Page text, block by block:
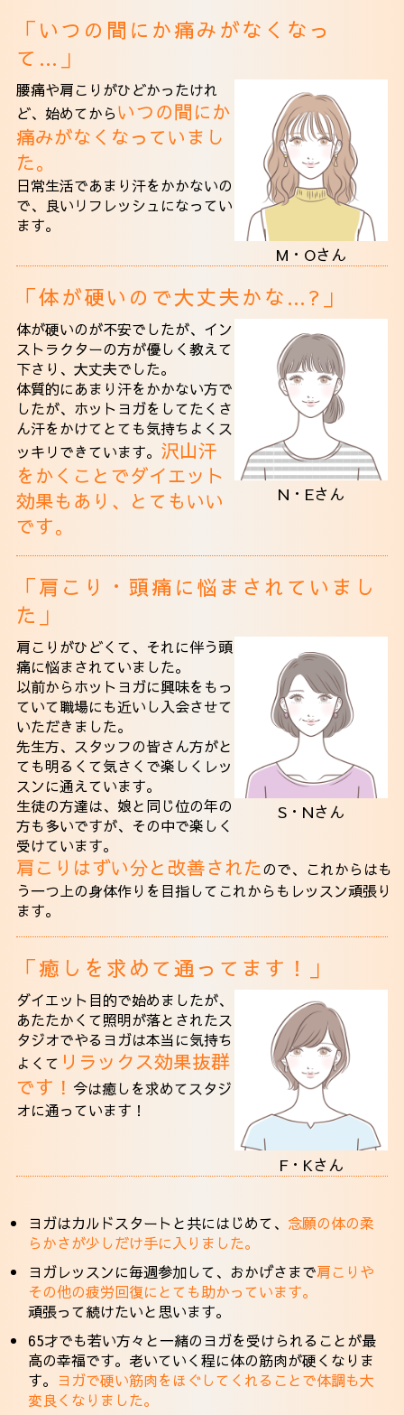
「いつの間にか痛みがなくなっ
て…」
M・Oさん
腰痛や肩こりがひどかったけれ
ど、始めてからいつの間にか
痛みがなくなっていまし
た。
日常生活であまり汗をかかないの
で、良いリフレッシュになってい
ます。
「体が硬いので大丈夫かな…?」
N・Eさん
体が硬いのが不安でしたが、イン
ストラクターの方が優しく教えて
下さり、大丈夫でした。
体質的にあまり汗をかかない方で
したが、ホットヨガをしてたくさ
ん汗をかけてとても気持ちよくス
ッキリできています。 沢山汗
をかくことでダイエット
効果もあり、とてもいい
です。
「肩こり・頭痛に悩まされていまし
た」
S・Nさん
肩こりがひどくて、それに伴う頭
痛に悩まされていました。
以前からホットヨガに興味をもっ
ていて職場にも近いし入会させて
いただきました。
先生方、スタッフの皆さん方がと
ても明るくて気さくで楽しくレッ
スンに通えています。
生徒の方達は、娘と同じ位の年の
方も多いですが、その中で楽しく
受けています。
肩こりはずい分と改善されたので、これからはも
う一つ上の身体作りを目指してこれからもレッスン頑張り
ます。
「癒しを求めて通ってます！」
F・Kさん
ダイエット目的で始めましたが、
あたたかくて照明が落とされたス
タジオでやるヨガは本当に気持ち
よくて リラックス効果抜群
です！ 今は癒しを求めてスタジ
オに通っています！
ヨガはカルドスタートと共にはじめて、 念願の体の柔
らかさが少しだけ手に入りました。
ヨガレッスンに毎週参加して、おかげさまで肩こりや
その他の疲労回復にとても助かっています。
頑張って続けたいと思います。
65才でも若い方々と一緒のヨガを受けられることが最
高の幸福です。老いていく程に体の筋肉が硬くなりま
す。 ヨガで硬い筋肉をほぐしてくれることで体調も大
変良くなりました。